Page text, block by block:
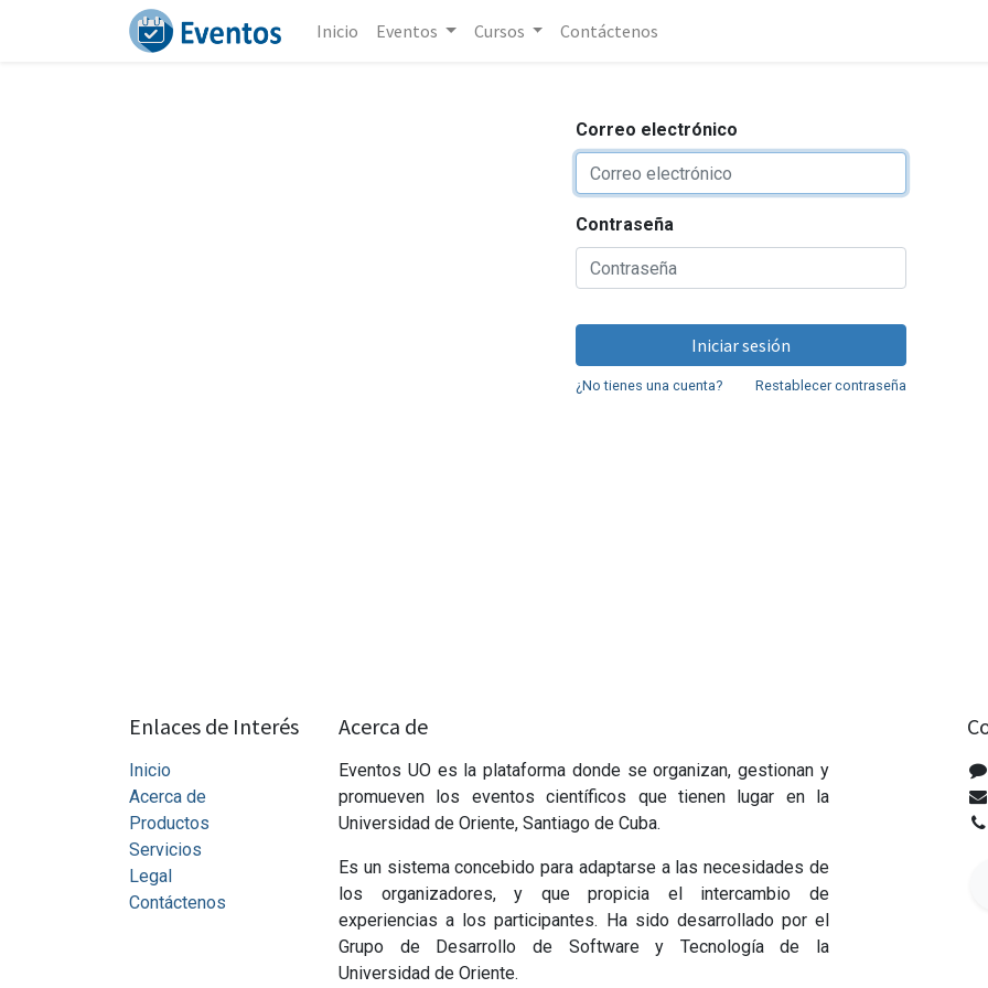
Inicio Eventos Cursos Contáctenos
Correo electrónico
Contraseña
Iniciar sesión
¿No tienes una cuenta? Restablecer contraseña
Enlaces de Interés
Inicio
Acerca de
Productos
Servicios
Legal
Contáctenos
Acerca de
Eventos UO es la plataforma donde se organizan, gestionan y
promueven los eventos científicos que tienen lugar en la
Universidad de Oriente, Santiago de Cuba.
Es un sistema concebido para adaptarse a las necesidades de
los organizadores, y que propicia el intercambio de
experiencias a los participantes. Ha sido desarrollado por el
Grupo de Desarrollo de Software y Tecnología de la
Universidad de Oriente.